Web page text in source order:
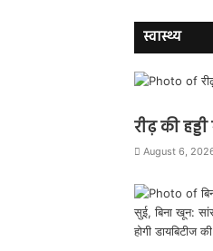
स्वास्थ्य
रीढ़ की
August 6,